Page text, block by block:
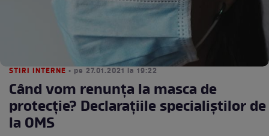
STIRI INTERNE • pe 27.01.2021 la 19:22
Când vom renunța la masca de
protecție? Declarațiile specialiștilor de
la OMS